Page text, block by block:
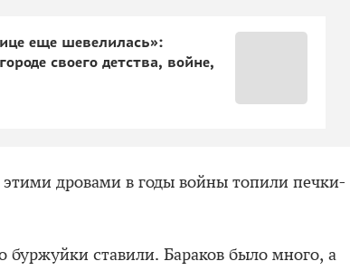
еще шевелилась»:
своего детства, войне,
дровами в годы войны топили печки-
буржуйки ставили. Бараков было много, а